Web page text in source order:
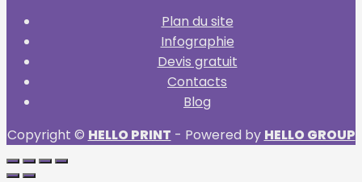
Plan du site
Infographie
Devis gratuit
Contacts
Blog
Copyright © HELLO PRINT - Powered by HELLO GROUP